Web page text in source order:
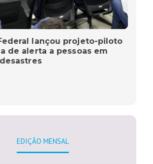
lançou projeto-piloto
de alerta a pessoas em
EDIÇÃO MENSAL